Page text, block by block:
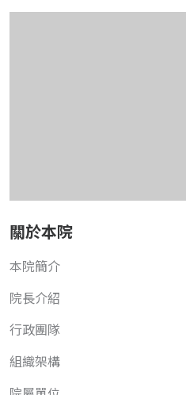
關於本院
本院簡介
院長介紹
行政團隊
組織架構